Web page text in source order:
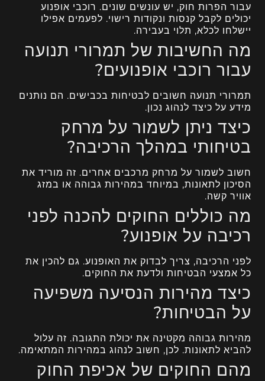
עבור הפרות חוק, יש עונשים שונים. רוכבי אופנוע
יכולים לקבל קנסות ונקודות רישוי. לפעמים אפילו
יישלחו לכלא, תלוי בעבירה.
מה החשיבות של תמרורי תנועה
עבור רוכבי אופנועים?
תמרורי תנועה חשובים לבטיחות בכבישים. הם נותנים
מידע על כיצד לנהוג נכון.
כיצד ניתן לשמור על מרחק
בטיחותי במהלך הרכיבה?
חשוב לשמור על מרחק מרכבים אחרים. זה מוריד את
הסיכון לתאונות, במיוחד במהירות גבוהה או במזג
אוויר קשה.
מה כוללים החוקים להכנה לפני
רכיבה על אופנוע?
לפני הרכיבה, צריך לבדוק את האופנוע. גם להכין את
כל אמצעי הבטיחות ולדעת את החוקים.
כיצד מהירות הנסיעה משפיעה
על הבטיחות?
מהירות גבוהה מקטינה את יכולת התגובה. זה עלול
להביא לתאונות. לכן, חשוב לנהוג במהירות המתאימה.
מהם החוקים של אכיפת החוק